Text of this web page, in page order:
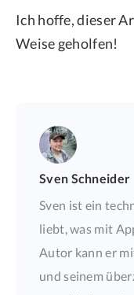
Ich hoffe, dieser
Weise geholfen!
Sven Schneider
Sven ist ein
liebt, was mit
Autor kann er
und seinem